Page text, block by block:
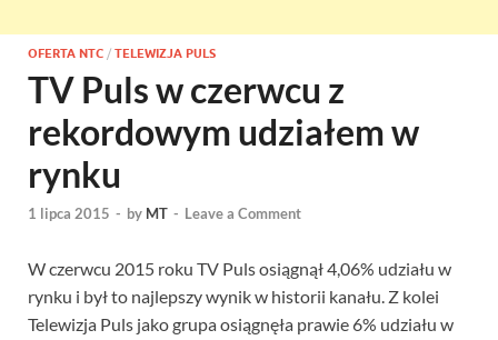
OFERTA NTC / TELEWIZJA PULS
TV Puls w czerwcu z
rekordowym udziałem w
rynku
1 lipca 2015 - by MT - Leave a Comment
W czerwcu 2015 roku TV Puls osiągnął 4,06% udziału w
rynku i był to najlepszy wynik w historii kanału. Z kolei
Telewizja Puls jako grupa osiągnęła prawie 6% udziału w